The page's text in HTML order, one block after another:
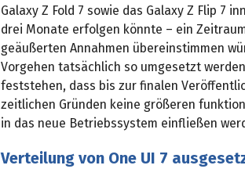
Galaxy Z Fold 7 sowie das Galaxy Z Flip 7
drei Monate erfolgen könnte – ein
geäußerten Annahmen übereinstimmen
Vorgehen tatsächlich so umgesetzt
feststehen, dass bis zur finalen
zeitlichen Gründen keine größeren
in das neue Betriebssystem einfließen
Verteilung von One UI 7